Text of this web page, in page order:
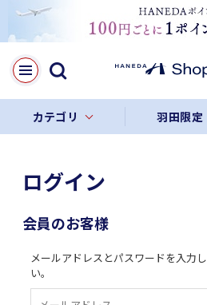
カテゴリ 羽田限定
ログイン
会員のお客様
メールアドレスとパスワードを入力
い。